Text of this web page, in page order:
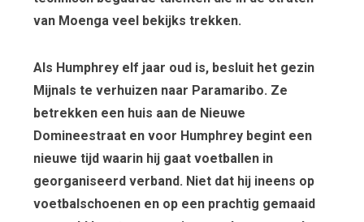
van Moenga veel bekijks trekken.
Als Humphrey elf jaar oud is, besluit het gezin
Mijnals te verhuizen naar Paramaribo. Ze
betrekken een huis aan de Nieuwe
Domineestraat en voor Humphrey begint een
nieuwe tijd waarin hij gaat voetballen in
georganiseerd verband. Niet dat hij ineens op
voetbalschoenen en op een prachtig gemaaid